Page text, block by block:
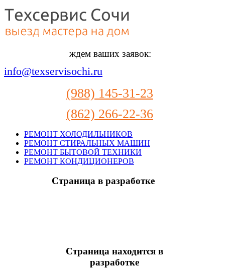
ждем ваших заявок:
info@texservisochi.ru
(988) 145-31-23
(862) 266-22-36
РЕМОНТ ХОЛОДИЛЬНИКОВ
РЕМОНТ СТИРАЛЬНЫХ МАШИН
РЕМОНТ БЫТОВОЙ ТЕХНИКИ
РЕМОНТ КОНДИЦИОНЕРОВ
Страница в разработке
Страница находится в
разработке